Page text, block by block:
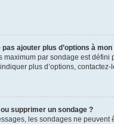
pas ajouter plus d’options à
maximum par sondage est défini
plus d’options, contactez-
supprimer un sondage ?
les sondages ne peuvent